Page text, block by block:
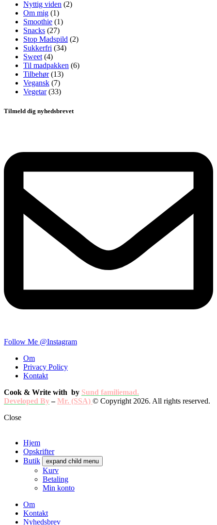
Nyttig viden (2)
Om mig (1)
Smoothie (1)
Snacks (27)
Stop Madspild (2)
Sukkerfri (34)
Sweet (4)
Til madpakken (6)
Tilbehør(13)
Vegansk (7)
Vegetar(33)
Tilmeld dig nyhedsbrevet
Follow Me @Instagram
Om
Privacy Policy
Kontakt
Cook & Write with by Sund familiemad.
Developed By–Mr. (SSA) © Copyright 2026. All rights reserved.
Close
Hjem
Opskrifter
Butik
expand child menu
Kurv
Betaling
Min konto
Om
Kontakt
Nyhedsbrev